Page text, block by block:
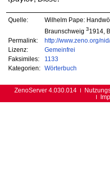
Quelle:
Wilhelm Pape:
Braunschweig 31914,
Permalink:
http://www.zeno.org/
Lizenz:
Gemeinfrei
Faksimiles:
1133
Kategorien:
Wörterbuch
ZenoServer 4.030.014